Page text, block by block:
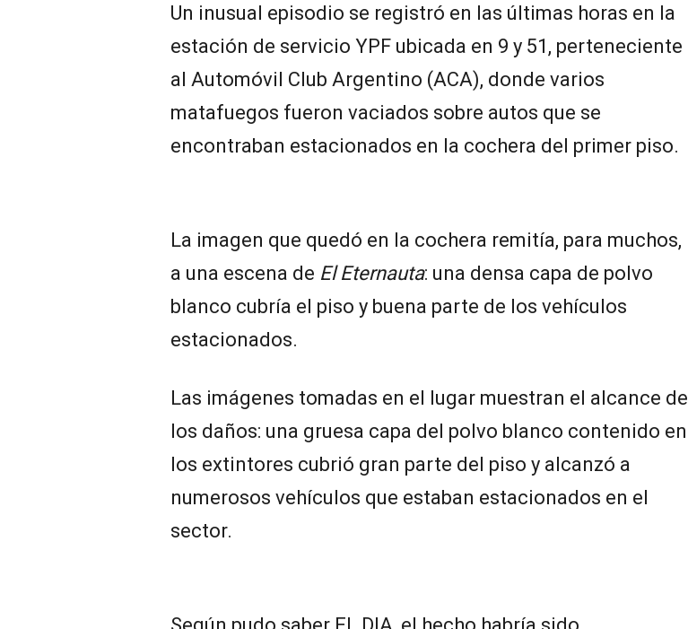
Un inusual episodio se registró en las últimas horas en la
estación de servicio YPF ubicada en 9 y 51, perteneciente
al Automóvil Club Argentino (ACA), donde varios
matafuegos fueron vaciados sobre autos que se
encontraban estacionados en la cochera del primer piso.
La imagen que quedó en la cochera remitía, para muchos,
a una escena de El Eternauta: una densa capa de polvo
blanco cubría el piso y buena parte de los vehículos
estacionados.
Las imágenes tomadas en el lugar muestran el alcance de
los daños: una gruesa capa del polvo blanco contenido en
los extintores cubrió gran parte del piso y alcanzó a
numerosos vehículos que estaban estacionados en el
sector.